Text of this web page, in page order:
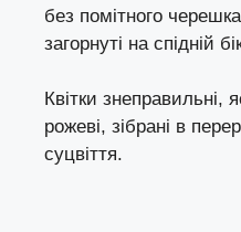
без помітного
загорнуті на спідній
Квітки знеправильні,
рожеві, зібрані в
суцвіття.